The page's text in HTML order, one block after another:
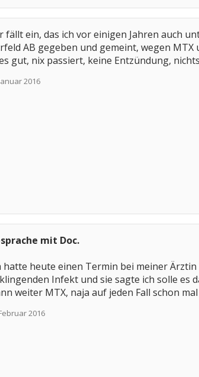
fällt ein, das ich vor einigen Jahren auch
AB gegeben und gemeint, wegen MTX
gut, nix passiert, keine Entzündung, nichts
2016
mit Doc.
hatte heute einen Termin bei meiner
Infekt und sie sagte ich solle es
weiter MTX, naja auf jeden Fall schon
2016